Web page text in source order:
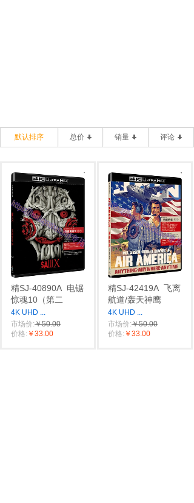
默认排序 总价 销量 评论
精SJ-40890A 电锯
惊魂10（第二
4K UHD ...
市场价:￥50.00
价格: ￥33.00
精SJ-42419A 飞离
航道/轰天神鹰
4K UHD ...
市场价:￥50.00
价格: ￥33.00